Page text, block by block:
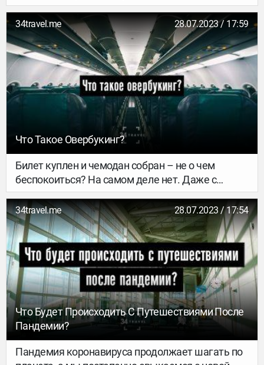
путешествиях. Пришло время откопать, что бы
еще и послушать про тревел. Мы выбрали 12
достойных подкастов, в которых рассказывают
о городах, достопримечательностях, женских
соло-трипах, эмиграции и любви к родной
стране. Жми на play!
34travel.me 28.07.2023 / 17:59
Что Такое Овербукинг?
Билет куплен и чемодан собран – не о чем
беспокоиться? На самом деле нет. Даже с
купленным билетом тебе может не хватить
места в самолете. Рассказываем, почему это
может произойти и что делать в таком случае.
34travel.me 28.07.2023 / 17:54
Что Будет Происходить С Путешествиями После
Пандемии?
Пандемия коронавируса продолжает шагать по